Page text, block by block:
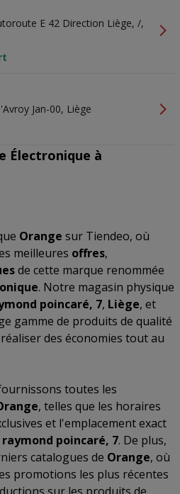
E 42 Direction Liège, /,
Jan-00, Liège
Électronique à
Orange sur Tiendeo, où
meilleures offres,
de cette marque renommée
. Notre magasin physique
poincaré, 7, Liège, et
gamme de produits de qualité
des économies tout au
toutes les
, telles que les horaires
et l'emplacement exact
poincaré, 7. De plus,
catalogues de Orange, où
promotions les plus récentes